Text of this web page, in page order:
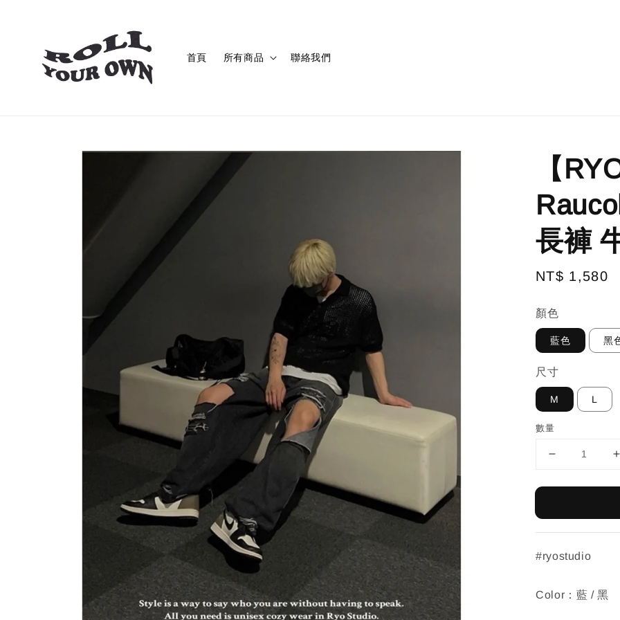
首頁 所有商品 聯絡我們
【
長褲
Regular
NT$ 1,580
顏色
藍色 黑
尺寸
M L
數量
#ryostudio
Color：藍 / 黑